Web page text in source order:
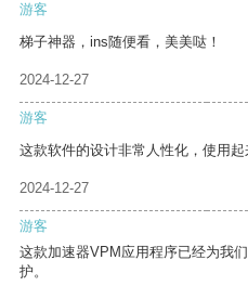
游客
梯子神器，ins随便看，美美哒！
2024-12-27
游客
这款软件的设计非常人性化，使用起
2024-12-27
游客
这款加速器VPM应用程序已经为我
护。